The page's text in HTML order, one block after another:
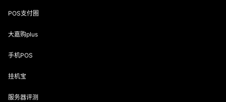
POS支付圈
大嘉购plus
手机POS
挂机宝
服务器评测